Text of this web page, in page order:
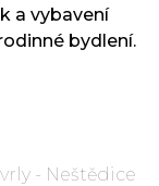
a vybavení
bydlení.
- Neštědice